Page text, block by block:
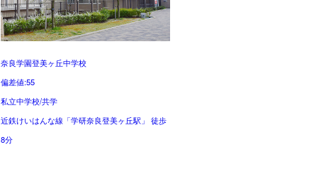
奈良学園登美ヶ丘中学校
偏差値:55
私立中学校/共学
近鉄けいはんな線「学研奈良登美ヶ丘駅」 徒歩
8分